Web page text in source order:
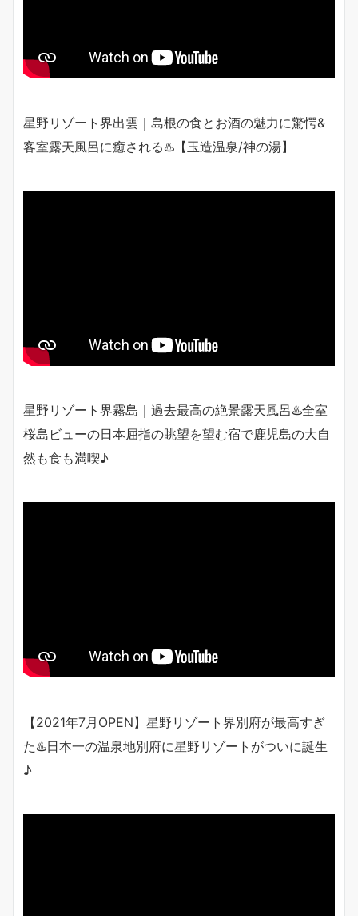
星野リゾート界出雲｜島根の食とお酒の魅力に驚愕&
客室露天風呂に癒される♨️【玉造温泉/神の湯】
星野リゾート界霧島｜過去最高の絶景露天風呂♨️全室
桜島ビューの日本屈指の眺望を望む宿で鹿児島の大自
然も食も満喫♪
【2021年7月OPEN】星野リゾート界別府が最高すぎ
た♨️日本一の温泉地別府に星野リゾートがついに誕生
♪